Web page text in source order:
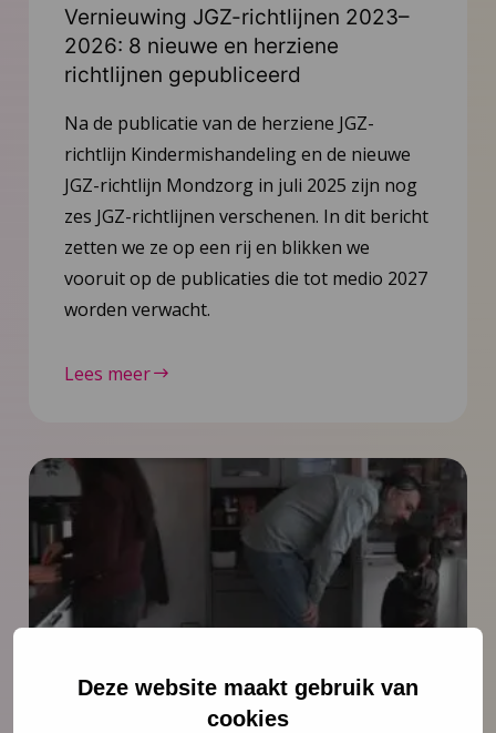
Deze website maakt gebruik van
cookies
Vernieuwing JGZ-richtlijnen 2023–
2026: 8 nieuwe en herziene
richtlijnen gepubliceerd
Na de publicatie van de herziene JGZ-
richtlijn Kindermishandeling en de nieuwe
JGZ-richtlijn Mondzorg in juli 2025 zijn nog
zes JGZ-richtlijnen verschenen. In dit bericht
zetten we ze op een rij en blikken we
vooruit op de publicaties die tot medio 2027
worden verwacht.
Lees meer
Nieuws 6 juli 2026